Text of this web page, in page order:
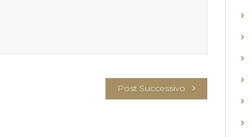
Post Successivo